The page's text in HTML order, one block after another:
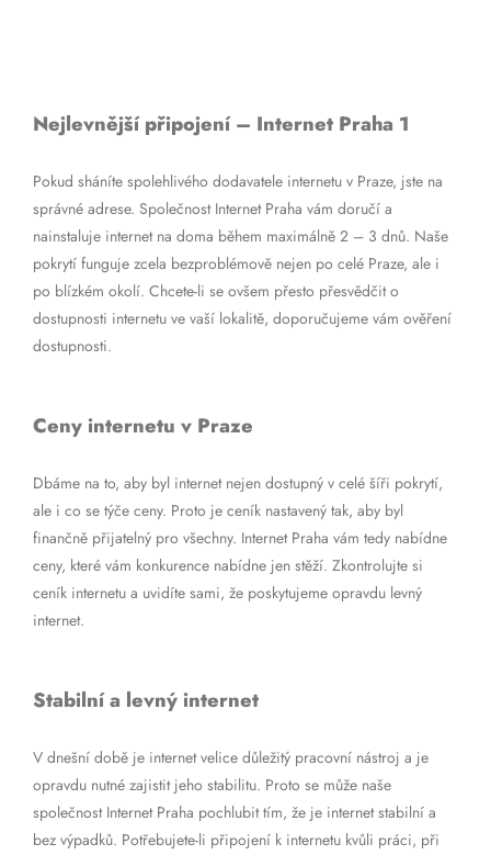
Nejlevnější připojení – Internet Praha 1
Pokud sháníte spolehlivého dodavatele internetu v Praze, jste na
správné adrese. Společnost Internet Praha vám doručí a
nainstaluje internet na doma během maximálně 2 – 3 dnů. Naše
pokrytí funguje zcela bezproblémově nejen po celé Praze, ale i
po blízkém okolí. Chcete-li se ovšem přesto přesvědčit o
dostupnosti internetu ve vaší lokalitě, doporučujeme vám ověření
dostupnosti.
Ceny internetu v Praze
Dbáme na to, aby byl internet nejen dostupný v celé šíři pokrytí,
ale i co se týče ceny. Proto je ceník nastavený tak, aby byl
finančně přijatelný pro všechny. Internet Praha vám tedy nabídne
ceny, které vám konkurence nabídne jen stěží. Zkontrolujte si
ceník internetu a uvidíte sami, že poskytujeme opravdu levný
internet.
Stabilní a levný internet
V dnešní době je internet velice důležitý pracovní nástroj a je
opravdu nutné zajistit jeho stabilitu. Proto se může naše
společnost Internet Praha pochlubit tím, že je internet stabilní a
bez výpadků. Potřebujete-li připojení k internetu kvůli práci, při